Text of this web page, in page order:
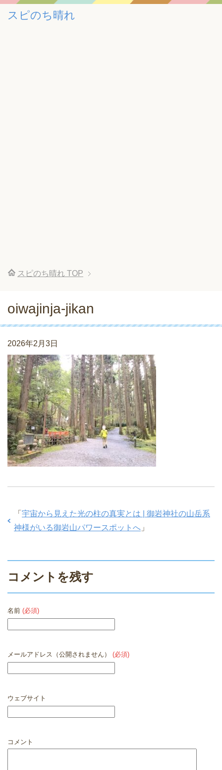
スピのち晴れ
スピのち晴れ TOP
oiwajinja-jikan
2026年2月3日
「 宇宙から見えた光の柱の真実とは | 御岩神社の山岳系
神様がいる御岩山パワースポットへ 」
コメントを残す
名前 (必須)
メールアドレス（公開されません） (必須)
ウェブサイト
コメント